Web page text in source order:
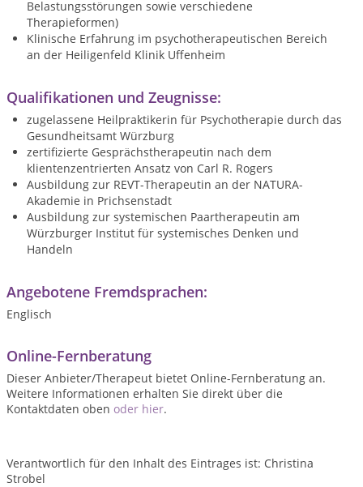
Belastungsstörungen sowie verschiedene
Therapieformen)
Klinische Erfahrung im psychotherapeutischen Bereich
an der Heiligenfeld Klinik Uffenheim
Qualifikationen und Zeugnisse:
zugelassene Heilpraktikerin für Psychotherapie durch das
Gesundheitsamt Würzburg
zertifizierte Gesprächstherapeutin nach dem
klientenzentrierten Ansatz von Carl R. Rogers
Ausbildung zur REVT-Therapeutin an der NATURA-
Akademie in Prichsenstadt
Ausbildung zur systemischen Paartherapeutin am
Würzburger Institut für systemisches Denken und
Handeln
Angebotene Fremdsprachen:
Englisch
Online-Fernberatung
Dieser Anbieter/Therapeut bietet Online-Fernberatung an.
Weitere Informationen erhalten Sie direkt über die
Kontaktdaten oben oder hier.
Verantwortlich für den Inhalt des Eintrages ist: Christina
Strobel